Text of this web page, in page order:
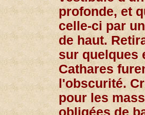
profonde, et
celle-ci par
de haut.
sur quelques
Cathares
l'obscurité.
pour les
obligées de